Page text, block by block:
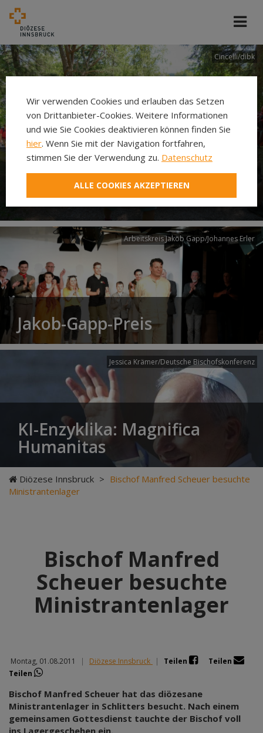
Cincelli/dibk
Neuer Pilgerweg Via
Laudato si’
Arbeitskreis Jakob Gapp/Johannes Erler
Jakob-Gapp-Preis
Jessica Krämer/Deutsche Bischofskonferenz
KI-Enzyklika: Magnifica
Humanitas
Diözese Innsbruck > Bischof Manfred Scheuer besuchte
Ministrantenlager
Bischof Manfred
Scheuer besuchte
Ministrantenlager
Montag, 01.08.2011 | Diözese Innsbruck | Teilen
Teilen
Teilen
Bischof Manfred Scheuer hat das diözesane
Ministrantenlager in Schlitters besucht. Nach einem
gemeinsamen Gottesdienst tauchte der Bischof voll
ins Lagergeschehen ein.
Wir verwenden Cookies und erlauben das Setzen
von Drittanbieter-Cookies. Weitere Informationen
und wie Sie Cookies deaktivieren können finden Sie
hier. Wenn Sie mit der Navigation fortfahren,
stimmen Sie der Verwendung zu. Datenschutz
ALLE COOKIES AKZEPTIEREN